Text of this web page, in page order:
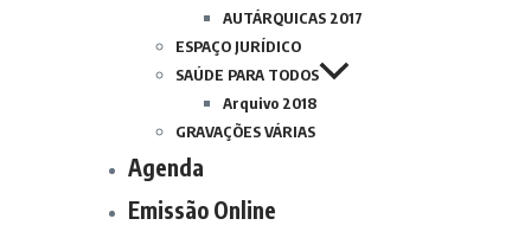
AUTÁRQUICAS 2017
ESPAÇO JURÍDICO
SAÚDE PARA TODOS
Arquivo 2018
GRAVAÇÕES VÁRIAS
Agenda
Emissão Online